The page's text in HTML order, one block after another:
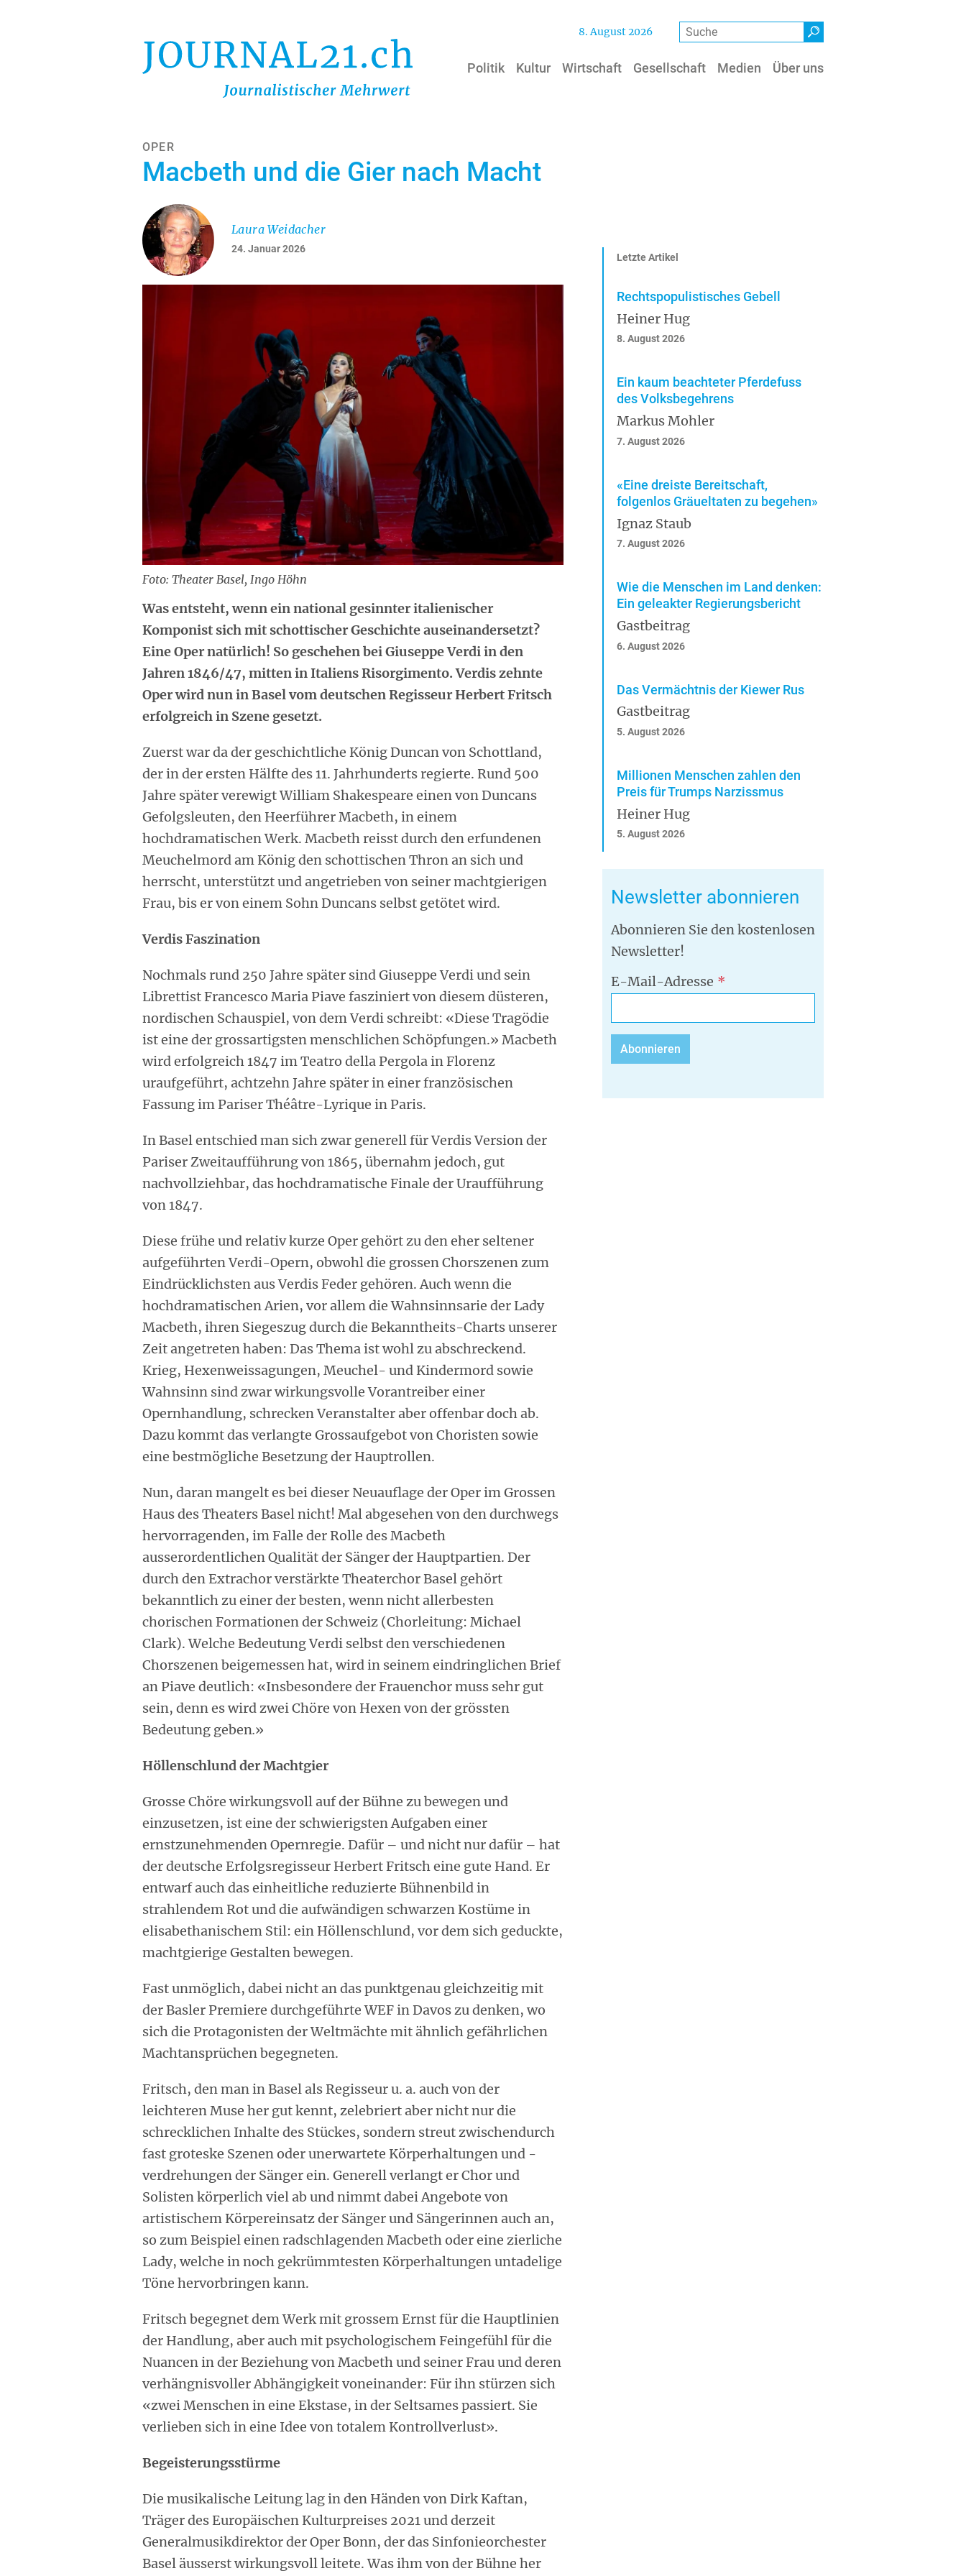
8. August 2026 Suche
Politik Kultur Wirtschaft Gesellschaft Medien Über uns
OPER
Macbeth und die Gier nach Macht
24. Januar 2026
Laura Weidacher
Foto: Theater Basel, Ingo Höhn
Was entsteht, wenn ein national gesinnter italienischer
Komponist sich mit schottischer Geschichte auseinandersetzt?
Eine Oper natürlich! So geschehen bei Giuseppe Verdi in den
Jahren 1846/47, mitten in Italiens Risorgimento. Verdis zehnte
Oper wird nun in Basel vom deutschen Regisseur Herbert Fritsch
erfolgreich in Szene gesetzt.
Zuerst war da der geschichtliche König Duncan von Schottland,
der in der ersten Hälfte des 11. Jahrhunderts regierte. Rund 500
Jahre später verewigt William Shakespeare einen von Duncans
Gefolgsleuten, den Heerführer Macbeth, in einem
hochdramatischen Werk. Macbeth reisst durch den erfundenen
Meuchelmord am König den schottischen Thron an sich und
herrscht, unterstützt und angetrieben von seiner machtgierigen
Frau, bis er von einem Sohn Duncans selbst getötet wird.
Verdis Faszination
Nochmals rund 250 Jahre später sind Giuseppe Verdi und sein
Librettist Francesco Maria Piave fasziniert von diesem düsteren,
nordischen Schauspiel, von dem Verdi schreibt: «Diese Tragödie
ist eine der grossartigsten menschlichen Schöpfungen.» Macbeth
wird erfolgreich 1847 im Teatro della Pergola in Florenz
uraufgeführt, achtzehn Jahre später in einer französischen
Fassung im Pariser Théâtre-Lyrique in Paris.
In Basel entschied man sich zwar generell für Verdis Version der
Pariser Zweitaufführung von 1865, übernahm jedoch, gut
nachvollziehbar, das hochdramatische Finale der Uraufführung
von 1847.
Diese frühe und relativ kurze Oper gehört zu den eher seltener
aufgeführten Verdi-Opern, obwohl die grossen Chorszenen zum
Eindrücklichsten aus Verdis Feder gehören. Auch wenn die
hochdramatischen Arien, vor allem die Wahnsinnsarie der Lady
Macbeth, ihren Siegeszug durch die Bekanntheits-Charts unserer
Zeit angetreten haben: Das Thema ist wohl zu abschreckend.
Krieg, Hexenweissagungen, Meuchel- und Kindermord sowie
Wahnsinn sind zwar wirkungsvolle Vorantreiber einer
Opernhandlung, schrecken Veranstalter aber offenbar doch ab.
Dazu kommt das verlangte Grossaufgebot von Choristen sowie
eine bestmögliche Besetzung der Hauptrollen.
Nun, daran mangelt es bei dieser Neuauflage der Oper im Grossen
Haus des Theaters Basel nicht! Mal abgesehen von den durchwegs
hervorragenden, im Falle der Rolle des Macbeth
ausserordentlichen Qualität der Sänger der Hauptpartien. Der
durch den Extrachor verstärkte Theaterchor Basel gehört
bekanntlich zu einer der besten, wenn nicht allerbesten
chorischen Formationen der Schweiz (Chorleitung: Michael
Clark). Welche Bedeutung Verdi selbst den verschiedenen
Chorszenen beigemessen hat, wird in seinem eindringlichen Brief
an Piave deutlich: «Insbesondere der Frauenchor muss sehr gut
sein, denn es wird zwei Chöre von Hexen von der grössten
Bedeutung geben.»
Höllenschlund der Machtgier
Grosse Chöre wirkungsvoll auf der Bühne zu bewegen und
einzusetzen, ist eine der schwierigsten Aufgaben einer
ernstzunehmenden Opernregie. Dafür – und nicht nur dafür – hat
der deutsche Erfolgsregisseur Herbert Fritsch eine gute Hand. Er
entwarf auch das einheitliche reduzierte Bühnenbild in
strahlendem Rot und die aufwändigen schwarzen Kostüme in
elisabethanischem Stil: ein Höllenschlund, vor dem sich geduckte,
machtgierige Gestalten bewegen.
Fast unmöglich, dabei nicht an das punktgenau gleichzeitig mit
der Basler Premiere durchgeführte WEF in Davos zu denken, wo
sich die Protagonisten der Weltmächte mit ähnlich gefährlichen
Machtansprüchen begegneten.
Fritsch, den man in Basel als Regisseur u. a. auch von der
leichteren Muse her gut kennt, zelebriert aber nicht nur die
schrecklichen Inhalte des Stückes, sondern streut zwischendurch
fast groteske Szenen oder unerwartete Körperhaltungen und -
verdrehungen der Sänger ein. Generell verlangt er Chor und
Solisten körperlich viel ab und nimmt dabei Angebote von
artistischem Körpereinsatz der Sänger und Sängerinnen auch an,
so zum Beispiel einen radschlagenden Macbeth oder eine zierliche
Lady, welche in noch gekrümmtesten Körperhaltungen untadelige
Töne hervorbringen kann.
Fritsch begegnet dem Werk mit grossem Ernst für die Hauptlinien
der Handlung, aber auch mit psychologischem Feingefühl für die
Nuancen in der Beziehung von Macbeth und seiner Frau und deren
verhängnisvoller Abhängigkeit voneinander: Für ihn stürzen sich
«zwei Menschen in eine Ekstase, in der Seltsames passiert. Sie
verlieben sich in eine Idee von totalem Kontrollverlust».
Begeisterungsstürme
Die musikalische Leitung lag in den Händen von Dirk Kaftan,
Träger des Europäischen Kulturpreises 2021 und derzeit
Generalmusikdirektor der Oper Bonn, der das Sinfonieorchester
Basel äusserst wirkungsvoll leitete. Was ihm von der Bühne her
Letzte Artikel
Rechtspopulistisches Gebell
Heiner Hug
8. August 2026
Ein kaum beachteter Pferdefuss
des Volksbegehrens
Markus Mohler
7. August 2026
«Eine dreiste Bereitschaft,
folgenlos Gräueltaten zu begehen»
Ignaz Staub
7. August 2026
Wie die Menschen im Land denken:
Ein geleakter Regierungsbericht
Gastbeitrag
6. August 2026
Das Vermächtnis der Kiewer Rus
Gastbeitrag
5. August 2026
Millionen Menschen zahlen den
Preis für Trumps Narzissmus
Heiner Hug
5. August 2026
Newsletter abonnieren
Abonnieren Sie den kostenlosen
Newsletter!
E-Mail-Adresse